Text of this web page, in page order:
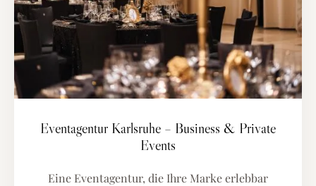
Eventagentur Karlsruhe – Business & Private
Events
Eine Eventagentur, die Ihre Marke erlebbar